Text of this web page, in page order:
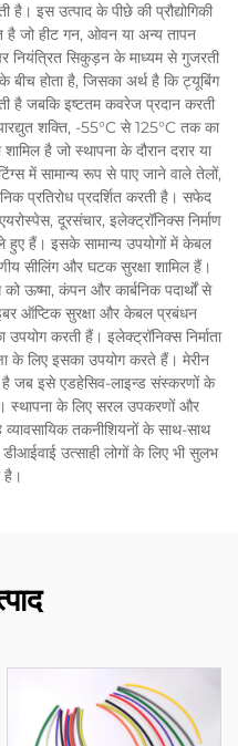
है। इस उत्पाद के पीछे की प्रौद्योगिकी
है जो हीट गन, ओवन या अन्य तापन
नियंत्रित सिकुड़न के माध्यम से गुजरती
होता है, जिसका अर्थ है कि ट्यूबिंग
है जबकि इष्टतम कवरेज प्रदान करती
शक्ति, -55°C से 125°C तक का
है जो स्थापना के दौरान दरार या
में सामान्य रूप से पाए जाने वाले तेलों,
प्रतिरोध प्रदर्शित करती है। सफेद
दूरसंचार, इलेक्ट्रॉनिक्स निर्माण
हुए हैं। इसके सामान्य उपयोगों में केबल
सीलिंग और घटक सुरक्षा शामिल हैं।
को ऊष्मा, कंपन और कार्बनिक पदार्थों से
ऑप्टिक सुरक्षा और केबल प्रबंधन
करती हैं। इलेक्ट्रॉनिक्स निर्माता
के लिए इसका उपयोग करते हैं। मेरीन
है जब इसे एडहेसिव-लाइन्ड संस्करणों के
स्थापना के लिए सरल उपकरणों और
तकनीशियनों के साथ-साथ
उत्साही लोगों के लिए भी सुलभ
है।